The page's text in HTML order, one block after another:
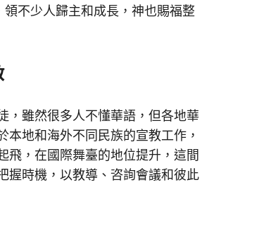
不少人歸主和成長，神也賜福整
雖然很多人不懂華語，但各地華
地和海外不同民族的宣教工作，
飛，在國際舞臺的地位提升，這間
握時機，以教導、咨詢會議和彼此